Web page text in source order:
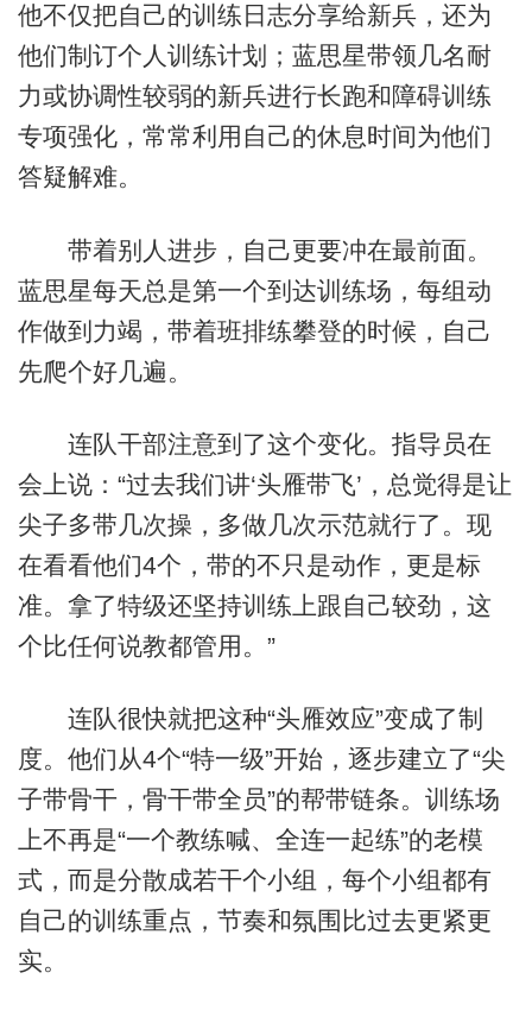
他不仅把自己的训练日志分享给新兵，还为
他们制订个人训练计划；蓝思星带领几名耐
力或协调性较弱的新兵进行长跑和障碍训练
专项强化，常常利用自己的休息时间为他们
答疑解难。
带着别人进步，自己更要冲在最前面。
蓝思星每天总是第一个到达训练场，每组动
作做到力竭，带着班排练攀登的时候，自己
先爬个好几遍。
连队干部注意到了这个变化。指导员在
会上说：“过去我们讲‘头雁带飞’，总觉得是让
尖子多带几次操，多做几次示范就行了。现
在看看他们4个，带的不只是动作，更是标
准。拿了特级还坚持训练上跟自己较劲，这
个比任何说教都管用。”
连队很快就把这种“头雁效应”变成了制
度。他们从4个“特一级”开始，逐步建立了“尖
子带骨干，骨干带全员”的帮带链条。训练场
上不再是“一个教练喊、全连一起练”的老模
式，而是分散成若干个小组，每个小组都有
自己的训练重点，节奏和氛围比过去更紧更
实。